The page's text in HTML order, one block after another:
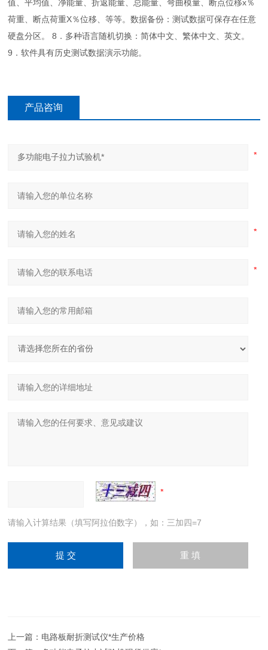
值、平均值、净能量、折返能量、总能量、弯曲模量、断点位移x％
荷重、断点荷重X％位移、等等。数据备份：测试数据可保存在任意
硬盘分区。 8．多种语言随机切换：简体中文、繁体中文、英文。
9．软件具有历史测试数据演示功能。
产品咨询
请输入计算结果（填写阿拉伯数字），如：三加四=7
上一篇： 电路板耐折测试仪*生产价格